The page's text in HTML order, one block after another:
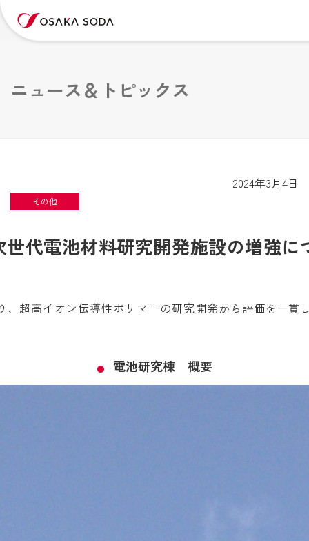
ニュース＆トピックス
2024年3月4日
その他
世代電池材料研究開発施設の増強に
高イオン伝導性ポリマーの研究開発から評価を
電池研究棟 概要